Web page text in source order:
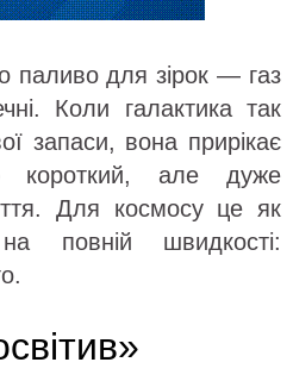
для зірок — газ
Коли галактика так
запаси, вона прирікає
короткий, але дуже
Для космосу це як
повній швидкості: